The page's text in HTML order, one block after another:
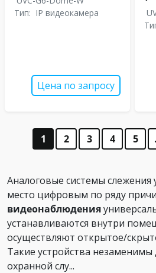
Тип: IP видеокамера
Цена по запросу
1 2 3 4 5
Аналоговые системы слежения
место цифровым по ряду
видеонаблюдения
устанавливаются внутри
осуществляют открытое/
Такие устройства незаменимы
охранной слу...